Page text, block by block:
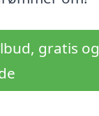
gratis og